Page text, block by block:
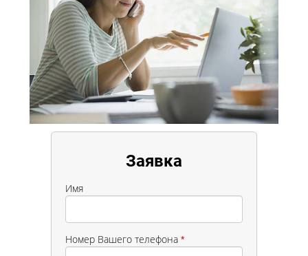
Заявка
Имя
Номер Вашего телефона *